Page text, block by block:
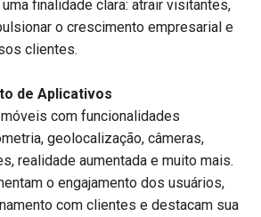
finalidade clara: atrair visitantes,
o crescimento empresarial e
clientes.
de Aplicativos
com funcionalidades
geolocalização, câmeras,
realidade aumentada e muito mais.
o engajamento dos usuários,
com clientes e destacam sua